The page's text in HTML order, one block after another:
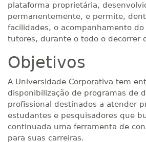
plataforma proprietária,
permanentemente, e permite,
facilidades, o acompanhamento
tutores, durante o todo o decorrer
Objetivos
A Universidade Corporativa tem
disponibilização de programas de
profissional destinados a atender
estudantes e pesquisadores que
continuada uma ferramenta de
para suas carreiras.